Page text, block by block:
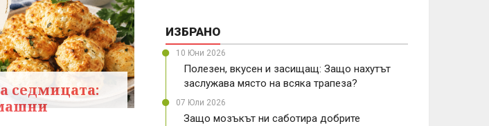
седмицата:
ИЗБРАНО
10 Юни 2026
Полезен, вкусен и засищащ: Защо нахутът
заслужава място на всяка трапеза?
07 Юли 2026
Защо мозъкът ни саботира добрите